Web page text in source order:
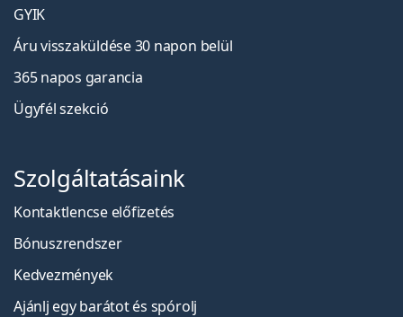
GYIK
Áru visszaküldése 30 napon belül
365 napos garancia
Ügyfél szekció
Szolgáltatásaink
Kontaktlencse előfizetés
Bónuszrendszer
Kedvezmények
Ajánlj egy barátot és spórolj